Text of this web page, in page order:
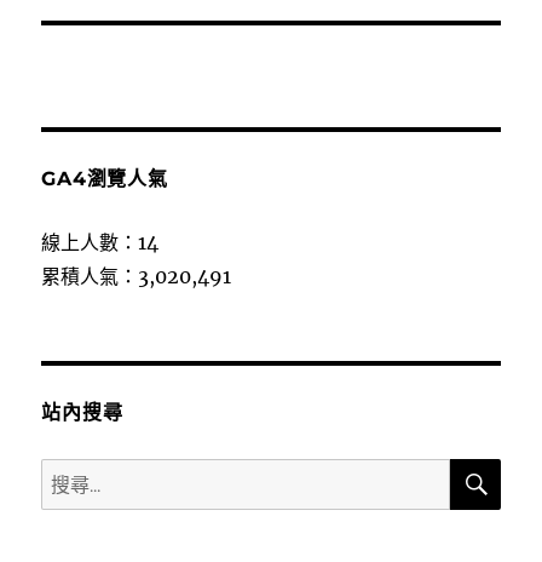
GA4瀏覽人氣
線上人數：14
累積人氣：3,020,491
站內搜尋
搜
尋
搜